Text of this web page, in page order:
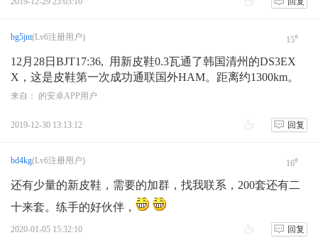
bg5jnt(Lv6注册用户) 15#
12月28日BJT17:36, 用新皮鞋0.3瓦通了韩国清州的DS3EX
X，这是皮鞋第一次成功通联国外HAM。距离约1300km。
来自： 的安卓APP用户
2019-12-30 13:13:12 回复
bd4kg(Lv6注册用户) 16#
还有少量的新皮鞋，需要的加群，找我联系，200套还有二
十来套。练手的好伙伴，
2020-01-05 15:32:10 回复